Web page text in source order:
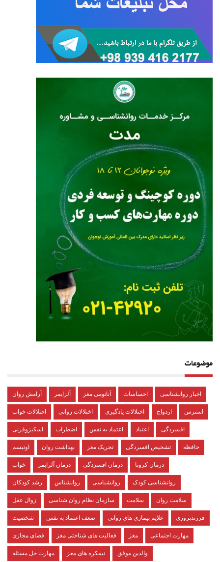
موضوعات
آرامش روان آلزایمر آناتومی مغز احساسات اخبار روانشناسی
اختلالات خواب اختلالات روانی اختلالات یادگیری ازدواج استرس
اسکیزوفرنی اضطراب اعتماد به نفس اعتیاد افسردگی
اوتیسم بهداشت روان تحریک مغز تشخیص افسردگی حافظه
خواب درمان آلزایمر درمان افسردگی درمان کرونا
رشد کودکان روانشناس روانشناسی روانشناسی کودک
زوال عقل سازمان نظام روان شناسی سلامت سلامت روان
شخصیت ضعف اعتماد به نفس علایم بیماری های روانی فرزندپروری
فضای مجازی فعالیت های شناختی مغز مغز مهارت اجتماعی
مهارت حل مسئله نیمکره های مغز والدین موفق